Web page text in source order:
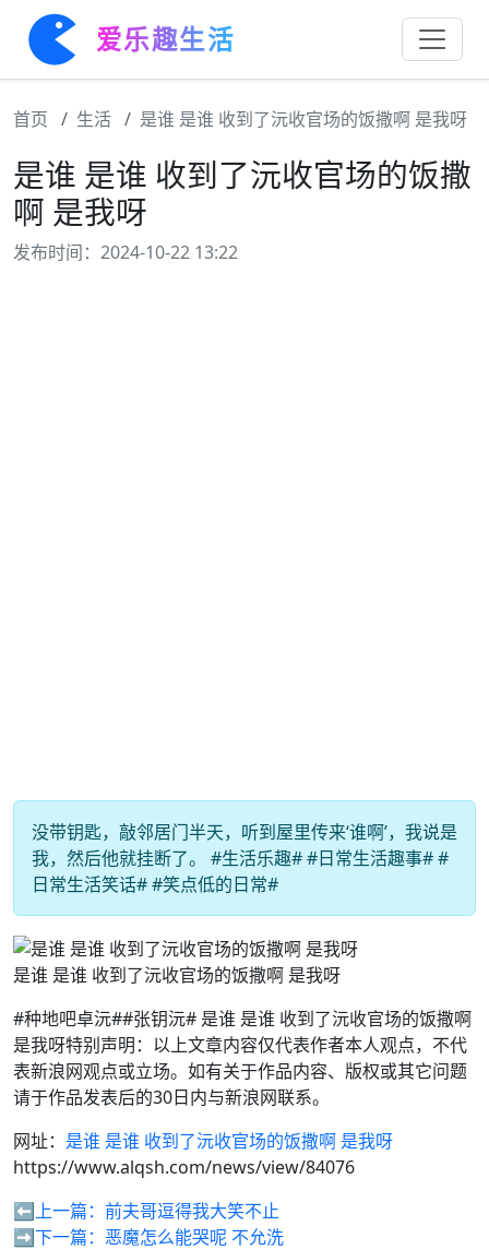
爱乐趣生活
首页 生活 是谁 是谁 收到了沅收官场的饭撒啊 是我呀
是谁 是谁 收到了沅收官场的饭撒
啊 是我呀
发布时间：2024-10-22 13:22
没带钥匙，敲邻居门半天，听到屋里传来‘谁啊’，我说是
我，然后他就挂断了。 #生活乐趣# #日常生活趣事# #
日常生活笑话# #笑点低的日常#
是谁 是谁 收到了沅收官场的饭撒啊 是我呀
#种地吧卓沅##张钥沅# 是谁 是谁 收到了沅收官场的饭撒啊
是我呀特别声明：以上文章内容仅代表作者本人观点，不代
表新浪网观点或立场。如有关于作品内容、版权或其它问题
请于作品发表后的30日内与新浪网联系。
网址： 是谁 是谁 收到了沅收官场的饭撒啊 是我呀
https://www.alqsh.com/news/view/84076
⬅️上一篇： 前夫哥逗得我大笑不止
➡️下一篇： 恶魔怎么能哭呢 不允洗